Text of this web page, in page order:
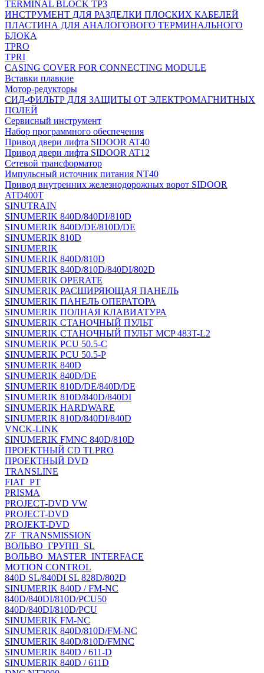
TERMINAL BLOCK TP3
ИНСТРУМЕНТ ДЛЯ РАЗДЕЛКИ ПЛОСКИХ КАБЕЛЕЙ
ПЛАСТИНА ДЛЯ АНАЛОГОВОГО ТЕРМИНАЛЬНОГО
БЛОКА
TPRO
TPRI
CASING COVER FOR CONNECTING MODULE
Вставки плавкие
Мотор-редукторы
СИД-ФИЛЬТР ДЛЯ ЗАЩИТЫ ОТ ЭЛЕКТРОМАГНИТНЫХ
ПОЛЕЙ
Сервисный инструмент
Набор программного обеспечения
Привод двери лифта SIDOOR AT40
Привод двери лифта SIDOOR AT12
Сетевой трансформатор
Импульсный источник питания NT40
Привод внутренних железнодорожных ворот SIDOOR
ATD400T
SINUTRAIN
SINUMERIK 840D/840DI/810D
SINUMERIK 840D/DE/810D/DE
SINUMERIK 810D
SINUMERIK
SINUMERIK 840D/810D
SINUMERIK 840D/810D/840DI/802D
SINUMERIK OPERATE
SINUMERIK РАСШИРЯЮЩАЯ ПАНЕЛЬ
SINUMERIK ПАНЕЛЬ ОПЕРАТОРА
SINUMERIK ПОЛНАЯ КЛАВИАТУРА
SINUMERIK СТАНОЧНЫЙ ПУЛЬТ
SINUMERIK СТАНОЧНЫЙ ПУЛЬТ MCP 483T-L2
SINUMERIK PCU 50.5-C
SINUMERIK PCU 50.5-P
SINUMERIK 840D
SINUMERIK 840D/DE
SINUMERIK 810D/DE/840D/DE
SINUMERIK 810D/840D/840DI
SINUMERIK HARDWARE
SINUMERIK 810D/840DI/840D
VNCK-LINK
SINUMERIK FMNC 840D/810D
ПРОЕКТНЫЙ CD TLPRO
ПРОЕКТНЫЙ DVD
TRANSLINE
FIAT_PT
PRISMA
PROJECT-DVD VW
PROJECT-DVD
PROJEKT-DVD
ZF_TRANSMISSION
ВОЛЬВО_ГРУПП_SL
ВОЛЬВО_MASTER_INTERFACE
MOTION CONTROL
840D SL/840DI SL 828D/802D
SINUMERIK 840D / FM-NC
840D/840DI/810D/PCU50
840D/840DI/810D/PCU
SINUMERIK FM-NC
SINUMERIK 840D/810D/FM-NC
SINUMERIK 840D/810D/FMNC
SINUMERIK 840D / 611-D
SINUMERIK 840D / 611D